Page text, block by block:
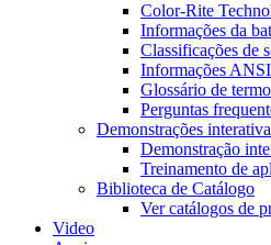
Color-Rite
Informações da
Classificações de
Informações ANSI
Glossário de
Perguntas
Demonstrações
Demonstração
Treinamento de
Biblioteca de Catálogo
Ver catálogos de
Video